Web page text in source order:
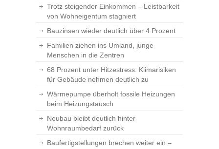
Trotz steigender Einkommen – Leistbarkeit
von Wohneigentum stagniert
Bauzinsen wieder deutlich über 4 Prozent
Familien ziehen ins Umland, junge
Menschen in die Zentren
68 Prozent unter Hitzestress: Klimarisiken
für Gebäude nehmen deutlich zu
Wärmepumpe überholt fossile Heizungen
beim Heizungstausch
Neubau bleibt deutlich hinter
Wohnraumbedarf zurück
Baufertigstellungen brechen weiter ein –